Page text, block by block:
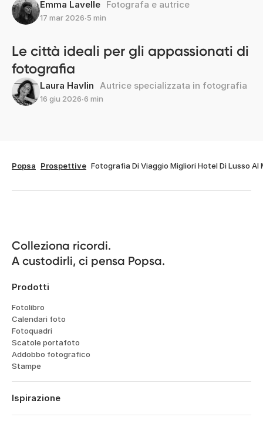
Emma Lavelle Fotografa e autrice
17 mar 2026∙5 min
Le città ideali per gli appassionati di
fotografia
Laura Havlin Autrice specializzata in fotografia
16 giu 2026∙6 min
Popsa Prospettive Fotografia Di Viaggio Migliori Hotel Di Lusso Al
Colleziona ricordi.
A custodirli, ci pensa Popsa.
Prodotti
Fotolibro
Calendari foto
Fotoquadri
Scatole portafoto
Addobbo fotografico
Stampe
Ispirazione
Viaggi